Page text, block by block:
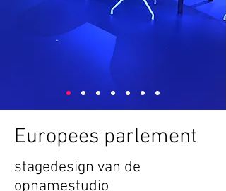
Europees parlement
stagedesign van de
opnamestudio